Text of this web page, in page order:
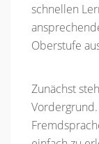
schnellen
Oberstufe
Zunächst